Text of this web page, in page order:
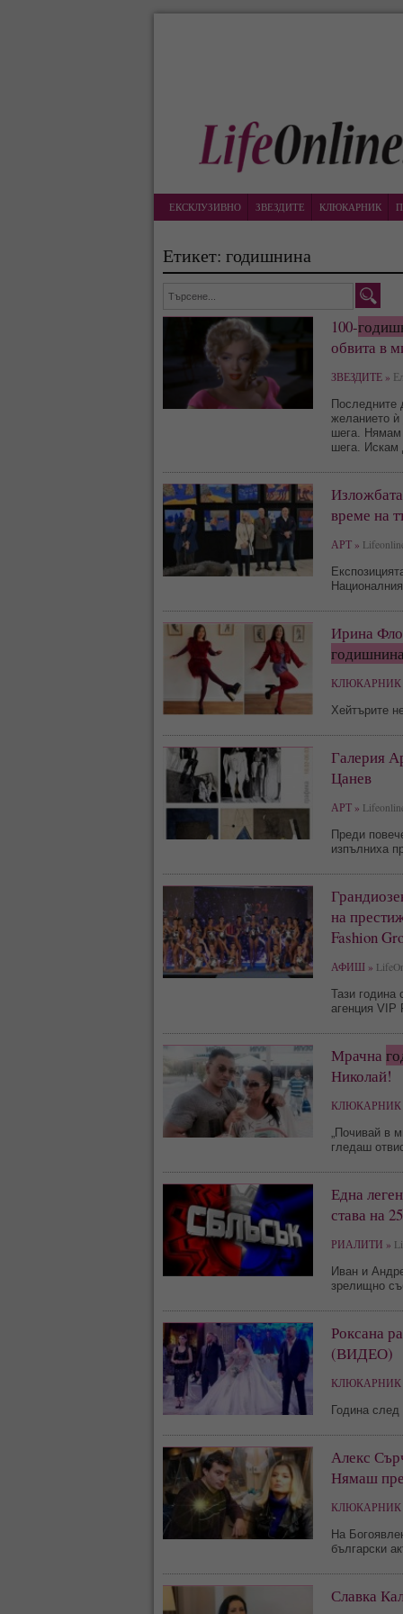
ЕКСКЛУЗИВНО ЗВЕЗДИТЕ КЛЮКАРНИК
Етикет: годишнина
100-
обвита в
ЗВЕЗДИТЕ »
Последните
желанието
шега. Нямам
шега. Искам
време на
АРТ »
Ирина
годишнина
КЛЮКАРНИК
Хейтърите
Галерия
Цанев
АРТ »
Преди
изпълниха
на
Fashion
АФИШ »
Тази година
агенция VIP
Мрачна
Николай!
КЛЮКАРНИК
„Почивай в
гледаш
Една
става на
РИАЛИТИ »
Иван и
зрелищно
Роксана
(ВИДЕО)
КЛЮКАРНИК
Година след
Алекс
Нямаш
КЛЮКАРНИК
На
български
Славка